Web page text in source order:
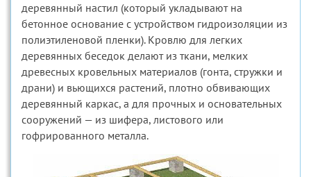
деревянный настил (который укладывают на
бетонное основание с устройством гидроизоляции из
полиэтиленовой пленки). Кровлю для легких
деревянных беседок делают из ткани, мелких
древесных кровельных материалов (гонта, стружки и
драни) и вьющихся растений, плотно обвивающих
деревянный каркас, а для прочных и основательных
сооружений — из шифера, листового или
гофрированного металла.